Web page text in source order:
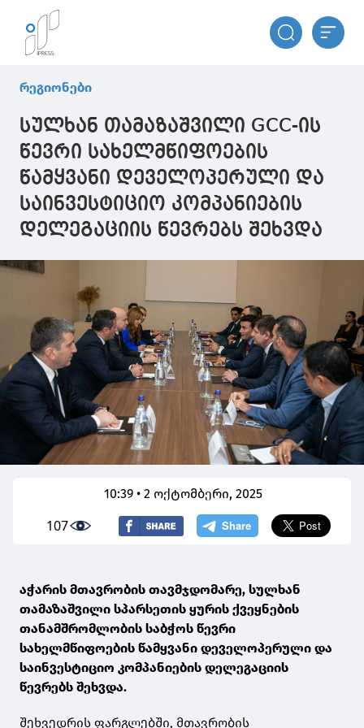
რეგიონები
სულხან თამაზაშვილი GCC-ის
წევრი სახელმწიფოების
წამყვანი დეველოპერული და
საინვესტიციო კომპანიების
დელეგაციის წევრებს შეხვდა
10:39 • 2 ოქტომბერი, 2025
107
აჭარის მთავრობის თავმჯდომარე, სულხან
თამაზაშვილი სპარსეთის ყურის ქვეყნების
თანამშრომლობის საბჭოს წევრი
სახელმწიფოების წამყვანი დეველოპერული და
საინვესტიციო კომპანიების დელეგაციის
წევრებს შეხვდა.
შეხვედრის ფარგლებში, მთავრობის